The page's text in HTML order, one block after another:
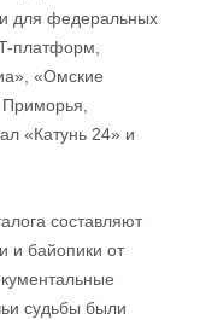
для федеральных
платформ,
«Омские
«Катунь 24» и
составляют
и байопики от
судьбы были